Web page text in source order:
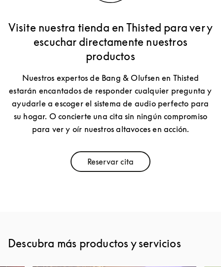
Visite nuestra tienda en Thisted para ver y
escuchar directamente nuestros
productos
Nuestros expertos de Bang & Olufsen en Thisted
estarán encantados de responder cualquier pregunta y
ayudarle a escoger el sistema de audio perfecto para
su hogar. O concierte una cita sin ningún compromiso
para ver y oír nuestros altavoces en acción.
Reservar citaLink Opens in New Tab
Descubra más productos y servicios